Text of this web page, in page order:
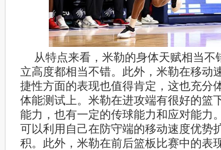
从特点来看，米勒的身体天赋相当不
立高度都相当不错。此外，米勒在移动
捷性方面的表现也值得肯定，这也充分
体能测试上。米勒在进攻端有很好的篮
能力，也有一定的传球能力和应对能力
可以利用自己在防守端的移动速度优势
积。此外，米勒在前后篮板比赛中的表